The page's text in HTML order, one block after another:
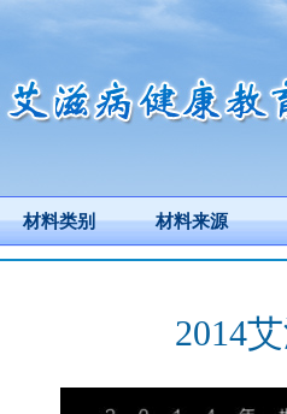
材料类别 材料来源
2014